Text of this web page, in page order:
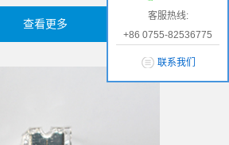
查看更多
客服热线:
+86 0755-82536775
联系我们